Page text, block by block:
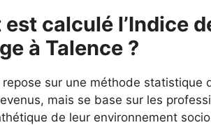
calculé l’Indice
à Talence ?
repose sur une méthode statistique
mais se base sur les
de leur environnement